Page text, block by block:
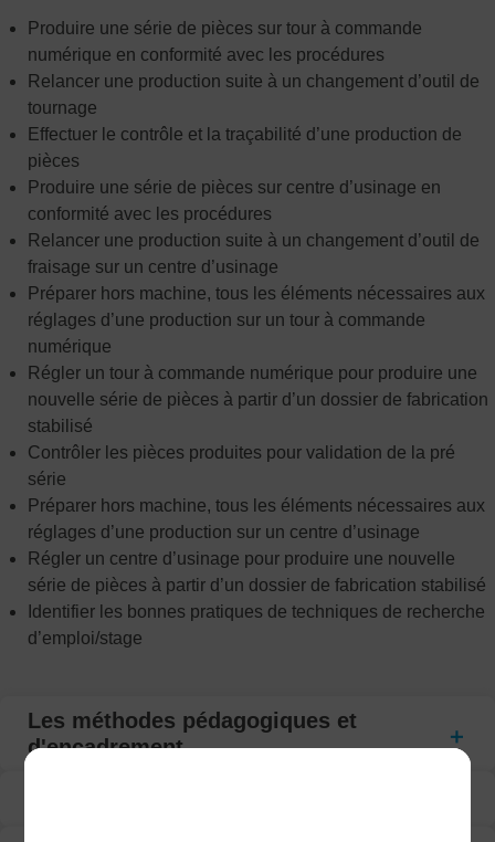
Produire une série de pièces sur tour à commande
numérique en conformité avec les procédures
Relancer une production suite à un changement d’outil de
tournage
Effectuer le contrôle et la traçabilité d’une production de
pièces
Produire une série de pièces sur centre d’usinage en
conformité avec les procédures
Relancer une production suite à un changement d’outil de
fraisage sur un centre d’usinage
Préparer hors machine, tous les éléments nécessaires aux
réglages d’une production sur un tour à commande
numérique
Régler un tour à commande numérique pour produire une
nouvelle série de pièces à partir d’un dossier de fabrication
stabilisé
Contrôler les pièces produites pour validation de la pré
série
Préparer hors machine, tous les éléments nécessaires aux
réglages d’une production sur un centre d’usinage
Régler un centre d’usinage pour produire une nouvelle
série de pièces à partir d’un dossier de fabrication stabilisé
Identifier les bonnes pratiques de techniques de recherche
d’emploi/stage
Les méthodes pédagogiques et
d'encadrement